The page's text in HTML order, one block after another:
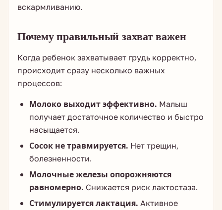
вскармливанию.
Почему правильный захват важен
Когда ребенок захватывает грудь корректно,
происходит сразу несколько важных
процессов:
Молоко выходит эффективно. Малыш
получает достаточное количество и быстро
насыщается.
Сосок не травмируется. Нет трещин,
болезненности.
Молочные железы опорожняются
равномерно. Снижается риск лактостаза.
Стимулируется лактация. Активное